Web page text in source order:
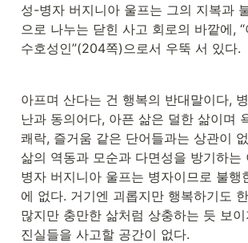
성-병자 버지니아 울프는 그의 지복과
으로 나누는 닫힌 사고 회로의 바깥에,
수호성인”(204쪽)으로서 우뚝 서 있다.
아프며 산다는 건 행복의 반대말이다,
난과 동의어다, 아픈 삶은 덜한 삶이며
쾌락, 즐거움 같은 단어들과는 상관이
삶의 역동과 모순과 다면성을 방기하는
병자 버지니아 울프는 병자이므로 불행
에 없다. 거기엔 괴롭지만 행복하기도
많지만 충만한 삶처럼 상충하는 듯 보
진실들을 사고할 공간이 없다.